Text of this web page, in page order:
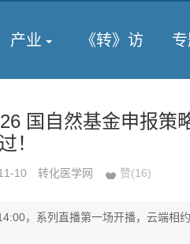
产业 《转》访
国自然基金申报
！
10 转化医学网 赞(16)
，系列直播第一场开播，云端相